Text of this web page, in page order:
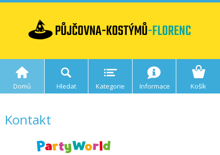
Domů Hledat Kategorie Informace Košík
Kontakt